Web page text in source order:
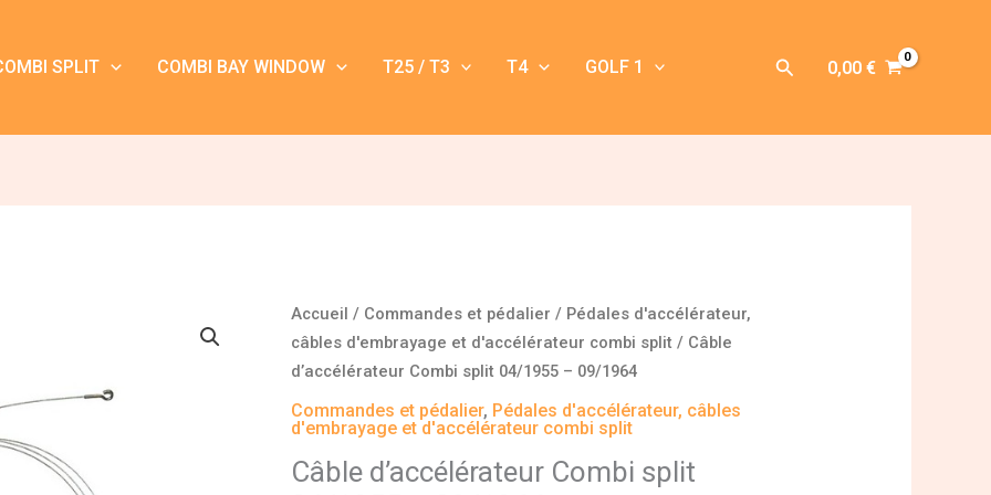
SPLIT COMBI BAY WINDOW T25 / T3 T4 GOLF 1 Rechercher
0,00 €
Accueil / Commandes et pédalier / Pédales d'accélérateur,
câbles d'embrayage et d'accélérateur combi split / Câble
d’accélérateur Combi split 04/1955 – 09/1964
Commandes et pédalier, Pédales d'accélérateur, câbles
d'embrayage et d'accélérateur combi split
Câble d’accélérateur Combi split
quantité
de
Câble
d'accélérateur
Combi
split
04/1955